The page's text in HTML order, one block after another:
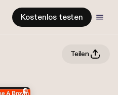
Kostenlos testen
Teilen